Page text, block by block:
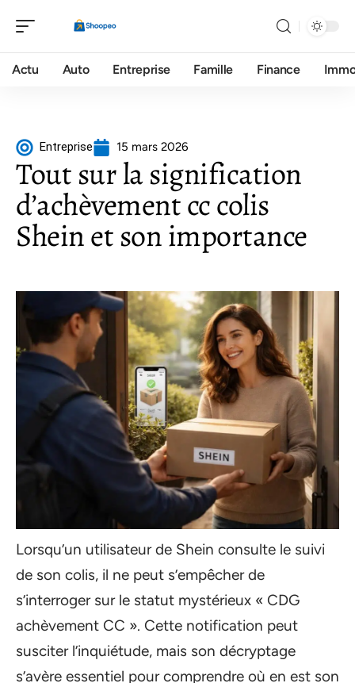
Actu Auto Entreprise Famille Finance
Entreprise 15 mars 2026
Tout sur la signification
d’achèvement cc colis
Shein et son importance
Lorsqu’un utilisateur de Shein consulte le suivi
de son colis, il ne peut s’empêcher de
s’interroger sur le statut mystérieux « CDG
achèvement CC ». Cette notification peut
susciter l’inquiétude, mais son décryptage
s’avère essentiel pour comprendre où en est son